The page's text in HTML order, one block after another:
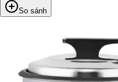
So sánh